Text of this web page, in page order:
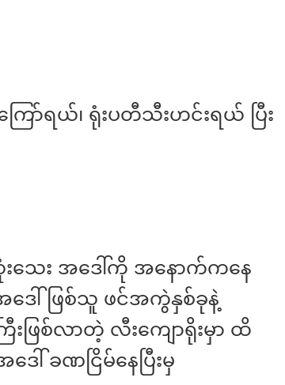
ော်ရယ်၊ ရုံးပတီသီးဟင်းရယ် ပြီး
သေး အဒေါ်ကို အနောက်ကနေ
ေါ်ဖြစ်သူ ဖင်အကွဲနှစ်ခုနဲ့
းဖြစ်လာတဲ့ လီးကျောရိုးမှာ ထိ
ါ် ခဏငြိမ်နေပြီးမှ